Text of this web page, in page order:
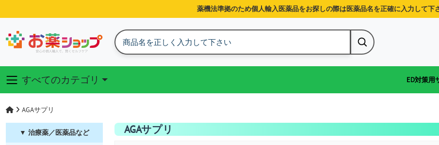
薬機法準拠のため個人輸入医薬品をお探しの際は医薬品名を正確に入力して下さ
すべてのカテゴリ ED対策用
AGAサプリ
▼ 治療薬／医薬品など AGAサプリ